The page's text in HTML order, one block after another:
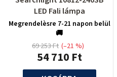
LED Fali lámpa
Megrendelèsre 7-21 napon belül
🚚
54 710 Ft
69 253 Ft (–21 %)